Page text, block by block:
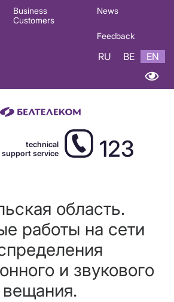
Business
Customers
News
Feedback
RU BE EN
technical
service
123
область.
работы на сети
и звукового
вещания.